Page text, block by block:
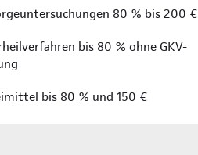
80 % bis 200 €
bis 80 % ohne GKV-
bis 80 % und 150 €